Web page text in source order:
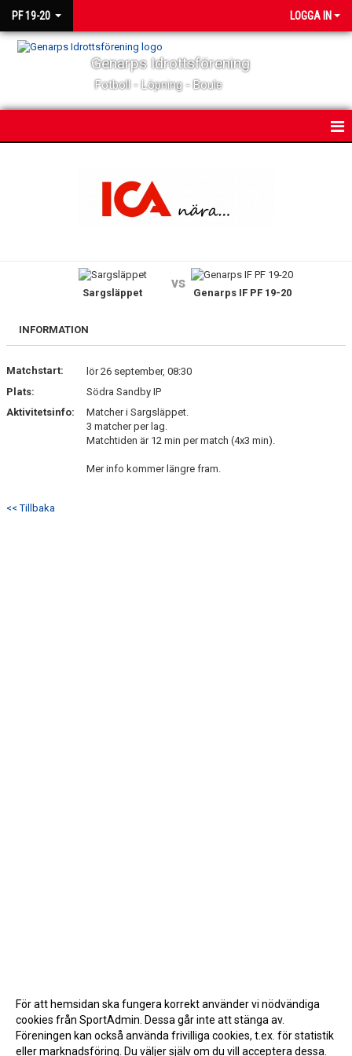
PF 19-20 LOGGA IN
Genarps Idrottsförening
Fotboll - Löpning - Boule
BILDGALLERI
KONTAKT
Sargsläppet
vs
Genarps IF PF 19-20
INFORMATION
Matchstart:
lör 26 september, 08:30
Plats:
Södra Sandby IP
Aktivitetsinfo:
Matcher i Sargsläppet.
3 matcher per lag.
Matchtiden är 12 min per match (4x3 min).
Mer info kommer längre fram.
<< Tillbaka
För att hemsidan ska fungera korrekt använder vi nödvändiga
cookies från SportAdmin. Dessa går inte att stänga av.
Föreningen kan också använda frivilliga cookies, t.ex. för statistik
eller marknadsföring. Du väljer själv om du vill acceptera dessa.